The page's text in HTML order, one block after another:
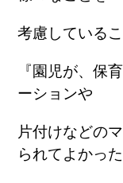
考慮している
『園児が、保
ーションや
片付けなどの
られてよかった